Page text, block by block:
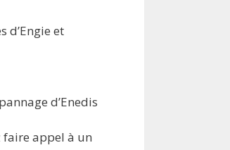
d’Engie et
d’Enedis
faire appel à un